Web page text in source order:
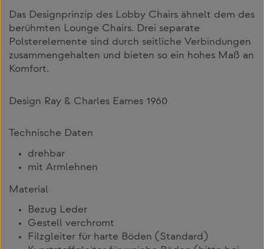
Das Designprinzip des Lobby Chairs ähnelt dem des
berühmten Lounge Chairs. Drei separate
Polsterelemente sind durch seitliche Verbindungen
zusammengehalten und bieten so ein hohes Maß an
Komfort.
Design Ray & Charles Eames 1960
Technische Daten
drehbar
mit Armlehnen
Material
Bezug Leder
Gestell verchromt
Filzgleiter für harte Böden (Standard)